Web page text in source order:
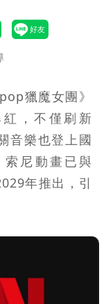
獵魔女團》
，不僅刷新
音樂也登上國
尼動畫已與
年推出，引